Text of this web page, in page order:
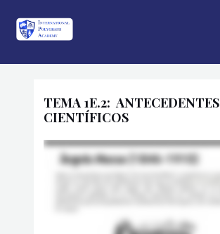
TEMA 1E.2: ANTECEDENTES
CIENTÍFICOS